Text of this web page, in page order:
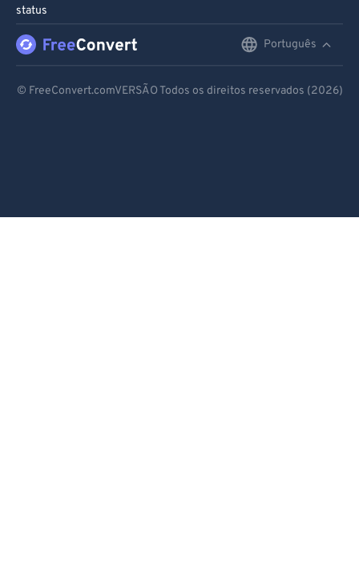
status
Português
© FreeConvert.comVERSÃO Todos os direitos reservados (2026)